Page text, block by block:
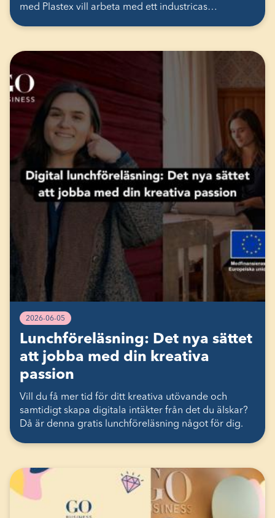
med Plastex vill arbeta med ett industricas…
2026-06-05
Lunchföreläsning: Det nya sättet
att jobba med din kreativa
passion
Vill du få mer tid för ditt kreativa utövande och
samtidigt skapa digitala intäkter från det du älskar?
Då är denna gratis lunchföreläsning något för dig.